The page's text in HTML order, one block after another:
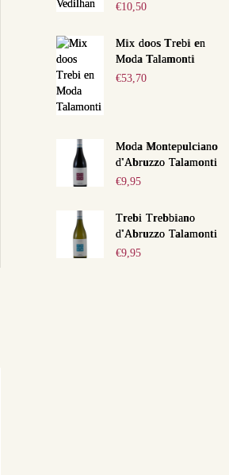
€10,50
Mix doos Trebi en
Moda Talamonti
€53,70
Moda Montepulciano
d'Abruzzo Talamonti
€9,95
Trebi Trebbiano
d'Abruzzo Talamonti
€9,95